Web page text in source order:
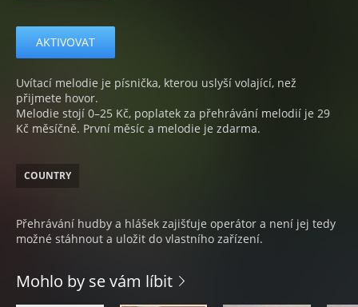
AKTIVOVAT
Uvítací melodie je písnička, kterou uslyší volající, než
přijmete hovor.
Melodie stojí 0–25 Kč, poplatek za přehrávání melodií je 29
Kč měsíčně. První měsíc a melodie je zdarma.
COUNTRY
Přehrávání hudby a hlášek zajišťuje operátor a není jej tedy
možné stáhnout a uložit do vlastního zařízení.
Mohlo by se vám líbit